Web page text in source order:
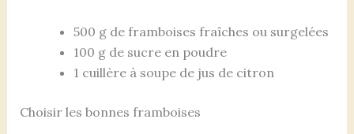
500 g de framboises fraîches ou surgelées
100 g de sucre en poudre
1 cuillère à soupe de jus de citron
Choisir les bonnes framboises